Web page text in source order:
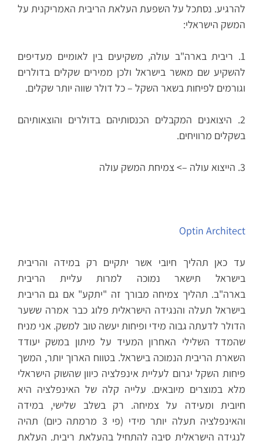
להרגיע. נסתכל על השפעת העלאת הריבית האמריקנית על
המשק הישראלי:
1. ריבית בארה"ב עולה, משקיעים בין לאומיים מעדיפים
להשקיע שם מאשר בישראל ולכן ממירים שקלים בדולרים
וגורמים לפיחות בשאר השקל – כל דולר שווה יותר שקלים.
2. היצואנים המקבלים הכנסותיהם בדולרים והוצאותיהם
בשקלים מרוויחים.
3. הייצוא עולה –> צמיחת המשק עולה
Optin Architect
עד כאן תהליך חיובי אשר יתקיים רק במידה והריבית
בישראל תישאר נמוכה למרות עליית הריבית
בארה"ב. תהליך צמיחה מבורך זה "יתקע" אם גם הריבית
בישראל תעלה והנגידה הישראלית פלוג כבר אמרה ששער
הדולר לדעתה גבוה מידי ופיחות יעשה טוב למשק. אני מניח
שהמדד השלילי האחרון המעיד על מיתון במשק יעודד
השארת הריבית הנמוכה בישראל. בטווח הארוך יותר, המשך
פיחות השקל יגרום לעליית אינפלציה כיוון שהשוק הישראלי
מלא במוצרים מיובאים. עלייה קלה של האינפלציה היא
חיובית ומעידה על צמיחה. רק בשלב שלישי, במידה
והאינפלציה תעלה יותר מידי (פי 3 מרמתה כיום) תהיה
לנגידה הישראלית סיבה להתחיל בהעלאת ריבית. העלאת